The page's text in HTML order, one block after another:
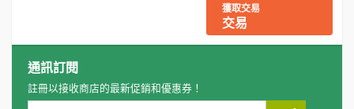
獲取交易
交易
通訊訂閱
註冊以接收商店的最新促銷和優惠券！